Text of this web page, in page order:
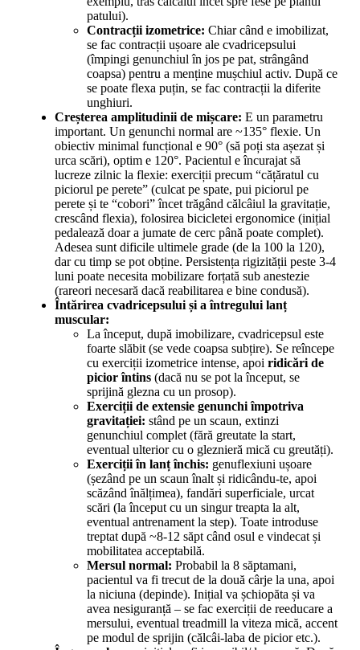
patului).
Contracții izometrice: Chiar când e imobilizat,
se fac contracții ușoare ale cvadricepsului
(împingi genunchiul în jos pe pat, strângând
coapsa) pentru a menține mușchiul activ. După ce
se poate flexa puțin, se fac contracții la diferite
unghiuri.
Creșterea amplitudinii de mișcare: E un parametru
important. Un genunchi normal are ~135° flexie. Un
obiectiv minimal funcțional e 90° (să poți sta așezat și
urca scări), optim e 120°. Pacientul e încurajat să
lucreze zilnic la flexie: exerciții precum “cățăratul cu
piciorul pe perete” (culcat pe spate, pui piciorul pe
perete și te “cobori” încet trăgând călcâiul la gravitație,
crescând flexia), folosirea bicicletei ergonomice (inițial
pedalează doar a jumate de cerc până poate complet).
Adesea sunt dificile ultimele grade (de la 100 la 120),
dar cu timp se pot obține. Persistența rigizității peste 3-4
luni poate necesita mobilizare forțată sub anestezie
(rareori necesară dacă reabilitarea e bine condusă).
Întărirea cvadricepsului și a întregului lanț
muscular:
La început, după imobilizare, cvadricepsul este
foarte slăbit (se vede coapsa subțire). Se reîncepe
cu exerciții izometrice intense, apoi ridicări de
picior întins (dacă nu se pot la început, se
sprijină glezna cu un prosop).
Exerciții de extensie genunchi împotriva
gravitației: stând pe un scaun, extinzi
genunchiul complet (fără greutate la start,
eventual ulterior cu o gleznieră mică cu greutăți).
Exerciții în lanț închis: genuflexiuni ușoare
(șezând pe un scaun înalt și ridicându-te, apoi
scăzând înălțimea), fandări superficiale, urcat
scări (la început cu un singur treapta la alt,
eventual antrenament la step). Toate introduse
treptat după ~8-12 săpt când osul e vindecat și
mobilitatea acceptabilă.
Mersul normal: Probabil la 8 săptamani,
pacientul va fi trecut de la două cârje la una, apoi
la niciuna (depinde). Inițial va șchiopăta și va
avea nesiguranță – se fac exerciții de reeducare a
mersului, eventual treadmill la viteza mică, accent
pe modul de sprijin (călcâi-laba de picior etc.).